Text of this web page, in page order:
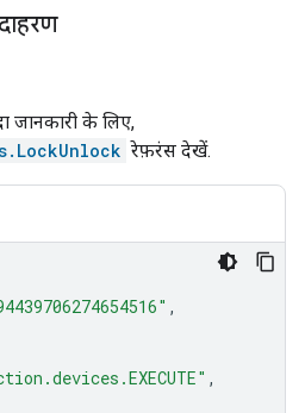
जानकारी के लिए,
रेफ़रंस देखें.
,
,